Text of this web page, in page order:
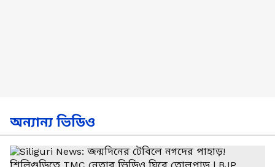
অন্যান্য ভিডিও